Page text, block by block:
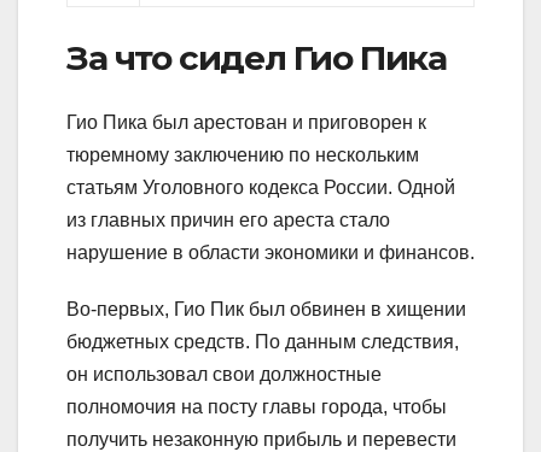
За что сидел Гио Пика
Гио Пика был арестован и приговорен к
тюремному заключению по нескольким
статьям Уголовного кодекса России. Одной
из главных причин его ареста стало
нарушение в области экономики и финансов.
Во-первых, Гио Пик был обвинен в хищении
бюджетных средств. По данным следствия,
он использовал свои должностные
полномочия на посту главы города, чтобы
получить незаконную прибыль и перевести